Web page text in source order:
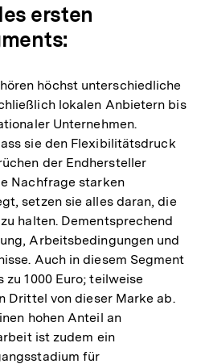
ersten
höchst unterschiedliche
lokalen Anbietern bis
Unternehmen.
sie den Flexibilitätsdruck
der Endhersteller
Nachfrage starken
setzen sie alles daran, die
halten. Dementsprechend
Arbeitsbedingungen und
Auch in diesem Segment
1000 Euro; teilweise
Drittel von dieser Marke ab.
hohen Anteil an
ist zudem ein
für